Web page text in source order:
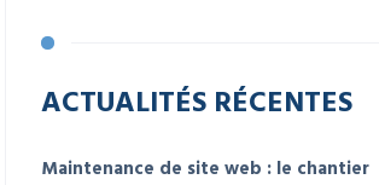
ACTUALITÉS RÉCENTES
Maintenance de site web : le chantier